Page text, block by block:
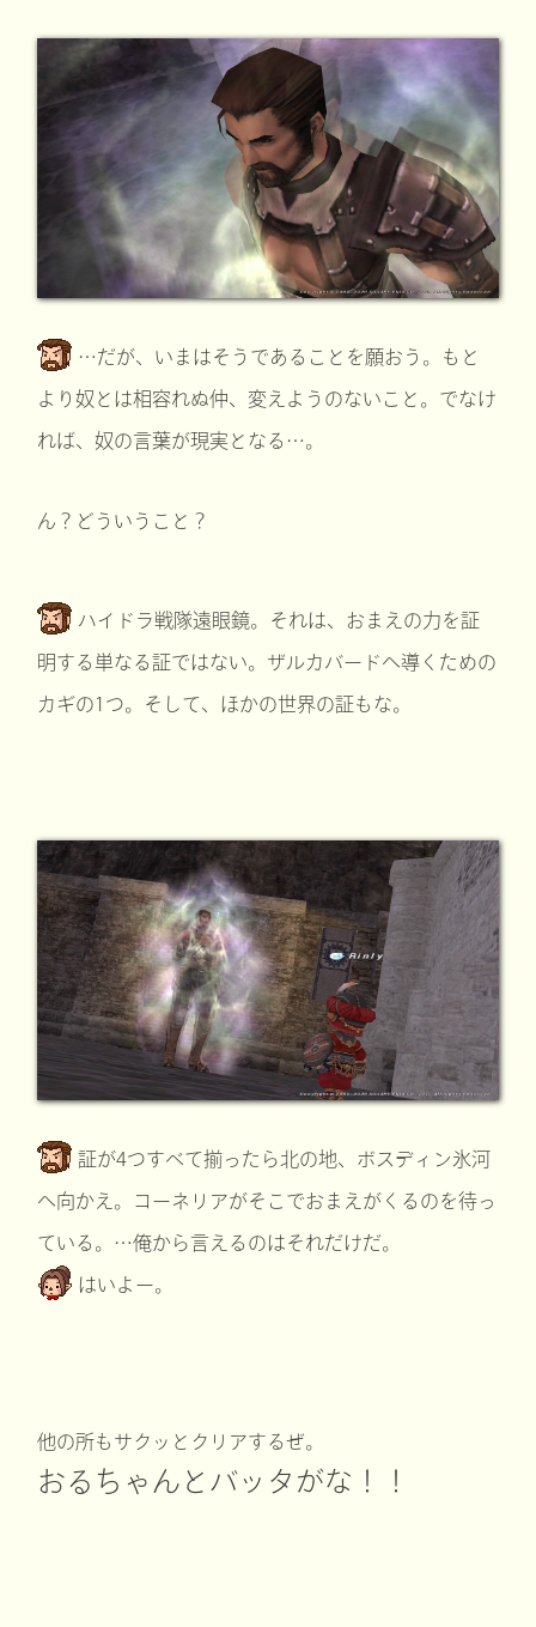
…だが、いまはそうであることを願おう。もと
より奴とは相容れぬ仲、変えようのないこと。でなけ
れば、奴の言葉が現実となる…。
ん？どういうこと？
ハイドラ戦隊遠眼鏡。それは、おまえの力を証
明する単なる証ではない。ザルカバードへ導くための
カギの1つ。そして、ほかの世界の証もな。
証が4つすべて揃ったら北の地、ボスディン氷河
へ向かえ。コーネリアがそこでおまえがくるのを待っ
ている。…俺から言えるのはそれだけだ。
はいよー。
他の所もサクッとクリアするぜ。
おるちゃんとバッタがな！！